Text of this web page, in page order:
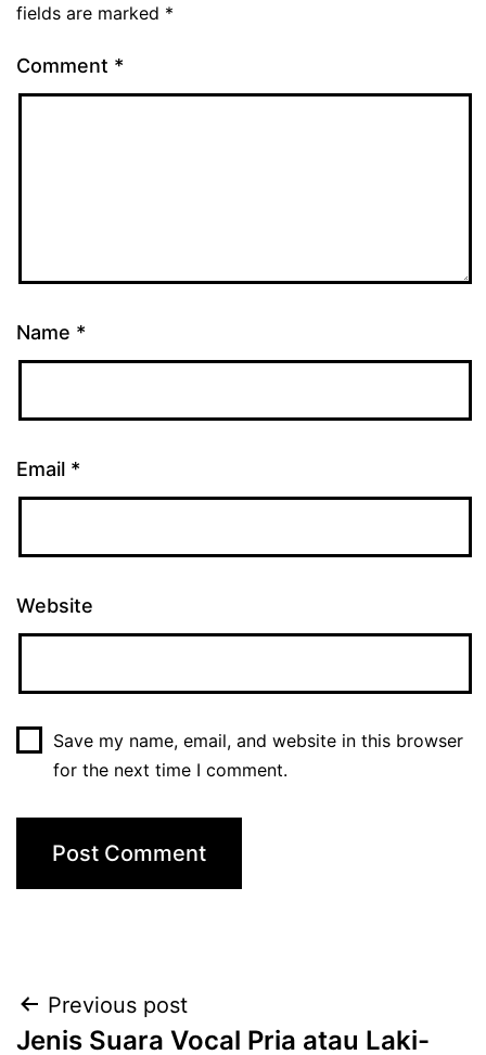
fields are marked *
Comment *
Name *
Email *
Website
Save my name, email, and website in this browser
for the next time I comment.
Post
Previous post
Jenis Suara Vocal Pria atau Laki-